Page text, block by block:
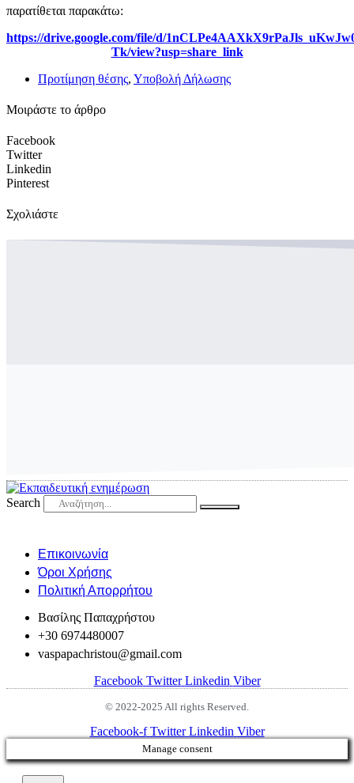
παρατίθεται παρακάτω:
https://drive.google.com/file/d/
Tk/view?usp=share_link
Προτίμηση θέσης, Υποβολή Δήλωσης
Μοιράστε το άρθρο
Facebook
Twitter
Linkedin
Pinterest
Σχολιάστε
Search
Eπικοινωνία
Όροι Χρήσης
Πολιτική Απορρήτου
Βασίλης Παπαχρήστου
+30 6974480007
vaspapachristou@gmail.com
Facebook Twitter Linkedin Viber
© 2022-2025 All rights Reserved.
Facebook-f Twitter Linkedin Viber
Manage consent